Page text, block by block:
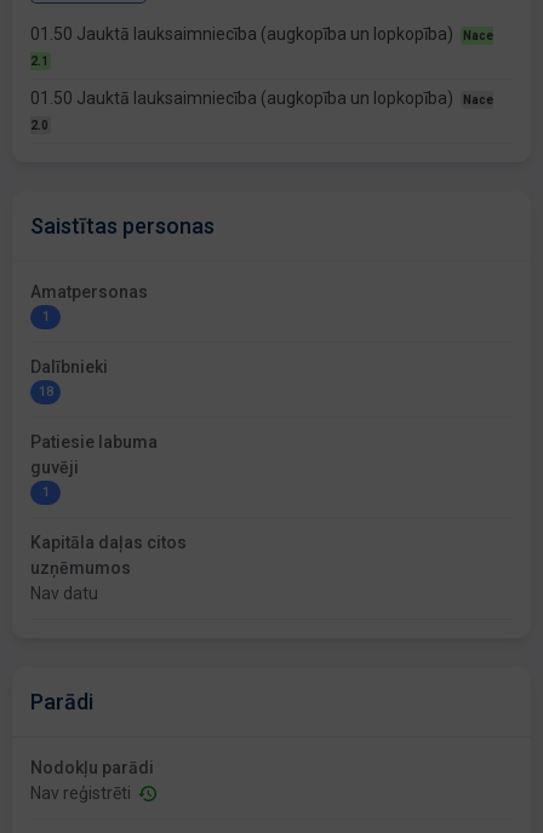
01.50 Jauktā lauksaimniecība (augkopība un lopkopība)
Nace
2.1
01.50 Jauktā lauksaimniecība (augkopība un lopkopība)
Nace
2.0
Saistītas personas
Amatpersonas
1
Dalībnieki
18
Patiesie labuma
guvēji
1
Kapitāla daļas citos
uzņēmumos
Nav datu
Parādi
Nodokļu parādi
Nav reģistrēti